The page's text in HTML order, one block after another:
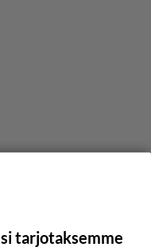
tarjotaksemme